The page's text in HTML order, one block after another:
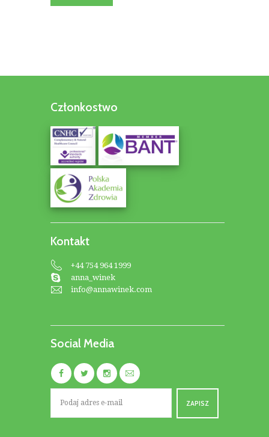
Członkostwo
Kontakt
+44 754 964 1999
anna_winek
info@annawinek.com
Social Media